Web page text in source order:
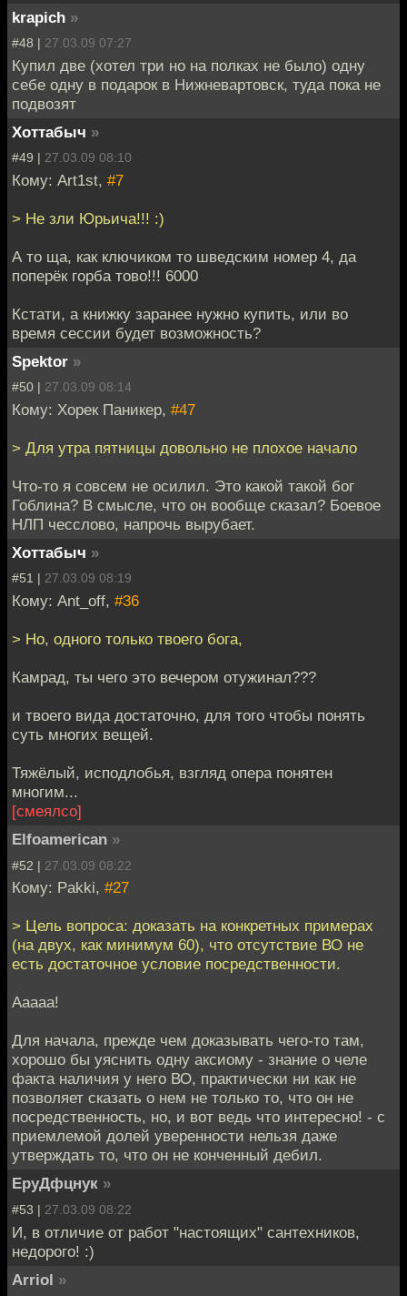
krapich »
#48 | 27.03.09 07:27
Купил две (хотел три но на полках не было) одну
себе одну в подарок в Нижневартовск, туда пока не
подвозят
Хоттабыч »
#49 | 27.03.09 08:10
Кому: Art1st, #7
> Не зли Юрьича!!! :)
А то ща, как ключиком то шведским номер 4, да
поперёк горба тово!!! 6000
Кстати, а книжку заранее нужно купить, или во
время сессии будет возможность?
Spektor »
#50 | 27.03.09 08:14
Кому: Хорек Паникер, #47
> Для утра пятницы довольно не плохое начало
Что-то я совсем не осилил. Это какой такой бог
Гоблина? В смысле, что он вообще сказал? Боевое
НЛП чесслово, напрочь вырубает.
Хоттабыч »
#51 | 27.03.09 08:19
Кому: Ant_off, #36
> Но, одного только твоего бога,
Камрад, ты чего это вечером отужинал???
и твоего вида достаточно, для того чтобы понять
суть многих вещей.
Тяжёлый, исподлобья, взгляд опера понятен
многим...
[смеялсо]
Elfoamerican »
#52 | 27.03.09 08:22
Кому: Pakki, #27
> Цель вопроса: доказать на конкретных примерах
(на двух, как минимум 60), что отсутствие ВО не
есть достаточное условие посредственности.
Aaaaa!
Для начала, прежде чем доказывать чего-то там,
хорошо бы уяснить одну аксиому - знание о челе
факта наличия у него ВО, практически ни как не
позволяет сказать о нем не только то, что он не
посредственность, но, и вот ведь что интересно! - с
приемлемой долей уверенности нельзя даже
утверждать то, что он не конченный дебил.
ЕруДфцнук »
#53 | 27.03.09 08:22
И, в отличие от работ "настоящих" сантехников,
недорого! :)
Arriol »